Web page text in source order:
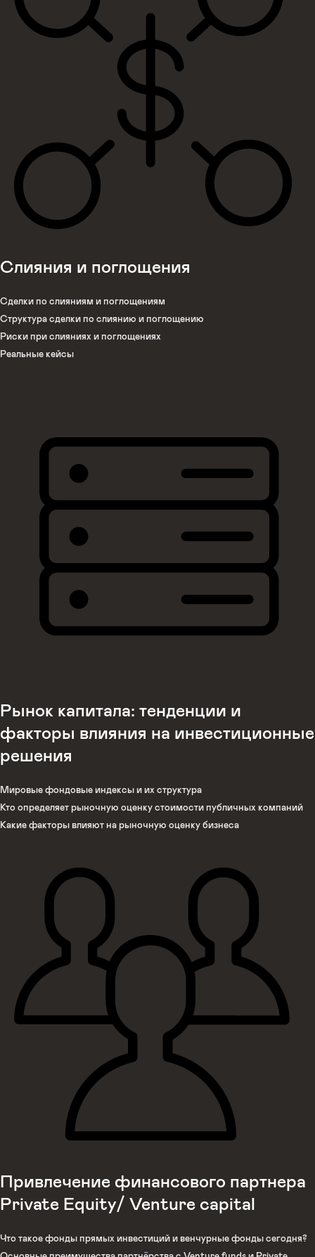
Слияния и поглощения
Сделки по слияниям и поглощениям
Структура сделки по слиянию и поглощению
Риски при слияниях и поглощениях
Реальные кейсы
Рынок капитала: тенденции и
факторы влияния на инвестиционные
решения
Мировые фондовые индексы и их структура
Кто определяет рыночную оценку стоимости публичных компаний
Какие факторы влияют на рыночную оценку бизнеса
Привлечение финансового партнера
Private Equity/ Venture capital
Что такое фонды прямых инвестиций и венчурные фонды сегодня?